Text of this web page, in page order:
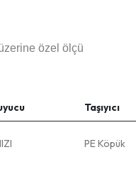
özel ölçü
Taşıyıcı
PE Köpük